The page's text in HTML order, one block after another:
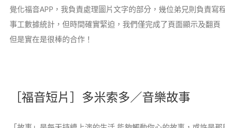
覺化福音APP，我負責處理圖片文字的部分，幾位弟兄則負責寫
事工數據統計，但時間確實緊迫，我們僅完成了頁面顯示及翻
但是實在是很棒的合作！
［福音短片］多米索多／音樂故事